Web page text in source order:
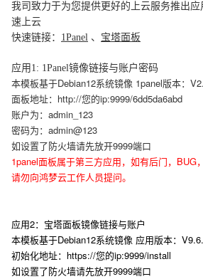
我司致力于为您提供更好的上云服务推出
速上云
快速链接： 1Panel 、 宝塔面板
应用1: 1Panel镜像链接与账户密码
本模板基于Debian12系统镜像 1panel版本：
面板地址：http://您的ip:9999/6dd5da6abd
账户为：admin_123
密码为：admin@123
如设置了防火墙请先放开9999端口
1panel面板属于第三方应用，如有后门，BUG
请勿向鸿梦云工作人员提问。
应用2：宝塔面板镜像链接与账户
本模板基于Debian12系统镜像 应用版本：
初始化地址： https://您的ip:9999/install
如设置了防火墙请先放开9999端口